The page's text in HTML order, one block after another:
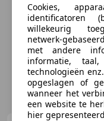
Cookies,
identificatoren
willekeurig
netwerk-
met andere
informatie, taal,
technologieën
opgeslagen of
wanneer het
een website te
hier